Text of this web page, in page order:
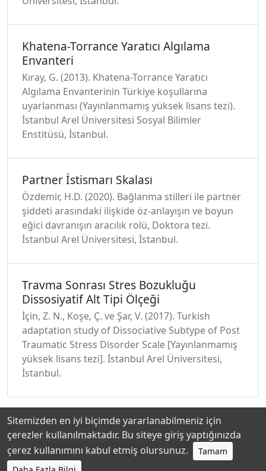
Khatena-Torrance Yaratıcı Algılama
Envanteri
Kıray, G. (2013). Khatena-Torrance Yaratıcı
Algılama Envanterinin Türkiye koşullarına
uyarlanması (Yayınlanmamış yüksek lisans tezi).
İstanbul Arel Üniversitesi Sosyal Bilimler
Enstitüsü, İstanbul.
Partner İstismarı Skalası
Özdemir, H.D. (2020). Bağlanma stilleri ile partner
şiddeti arasındaki ilişkide öz-anlayışın ve boyun
eğici davranışın aracılık rolü, Doktora tezi.
İstanbul Arel Üniversitesi, İstanbul.
Travma Sonrası Stres Bozukluğu
Dissosiyatif Alt Tipi Ölçeği
İçin, Z. N., Koşe, Ç. ve Şar, V. (2017). Turkish
adaptation study of Dissociative Subtype of Post
Traumatic Stress Disorder Scale [Yayınlanmamış
yüksek lisans tezi]. İstanbul Arel Üniversitesi,
İstanbul.
Hakkında Katkıda Bulunanlar Gizlilik Politikası
Sitemizden en iyi biçimde yararlanabilmeniz için
çerezler kullanılmaktadır. Bu siteye giriş yaptığınızda
çerez kullanımını kabul etmiş olursunuz.
Tamam